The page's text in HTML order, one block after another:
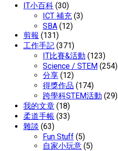
IT小百科 (30)
ICT 補充 (3)
SBA (12)
剪報 (131)
工作手記 (371)
IT比賽&活動 (123)
Science / STEM (254)
分享 (12)
得獎作品 (174)
跨學科STEM活動 (29)
我的文章 (18)
柔道手帳 (33)
雜談 (63)
Fun Stuff (5)
自家小玩意 (5)